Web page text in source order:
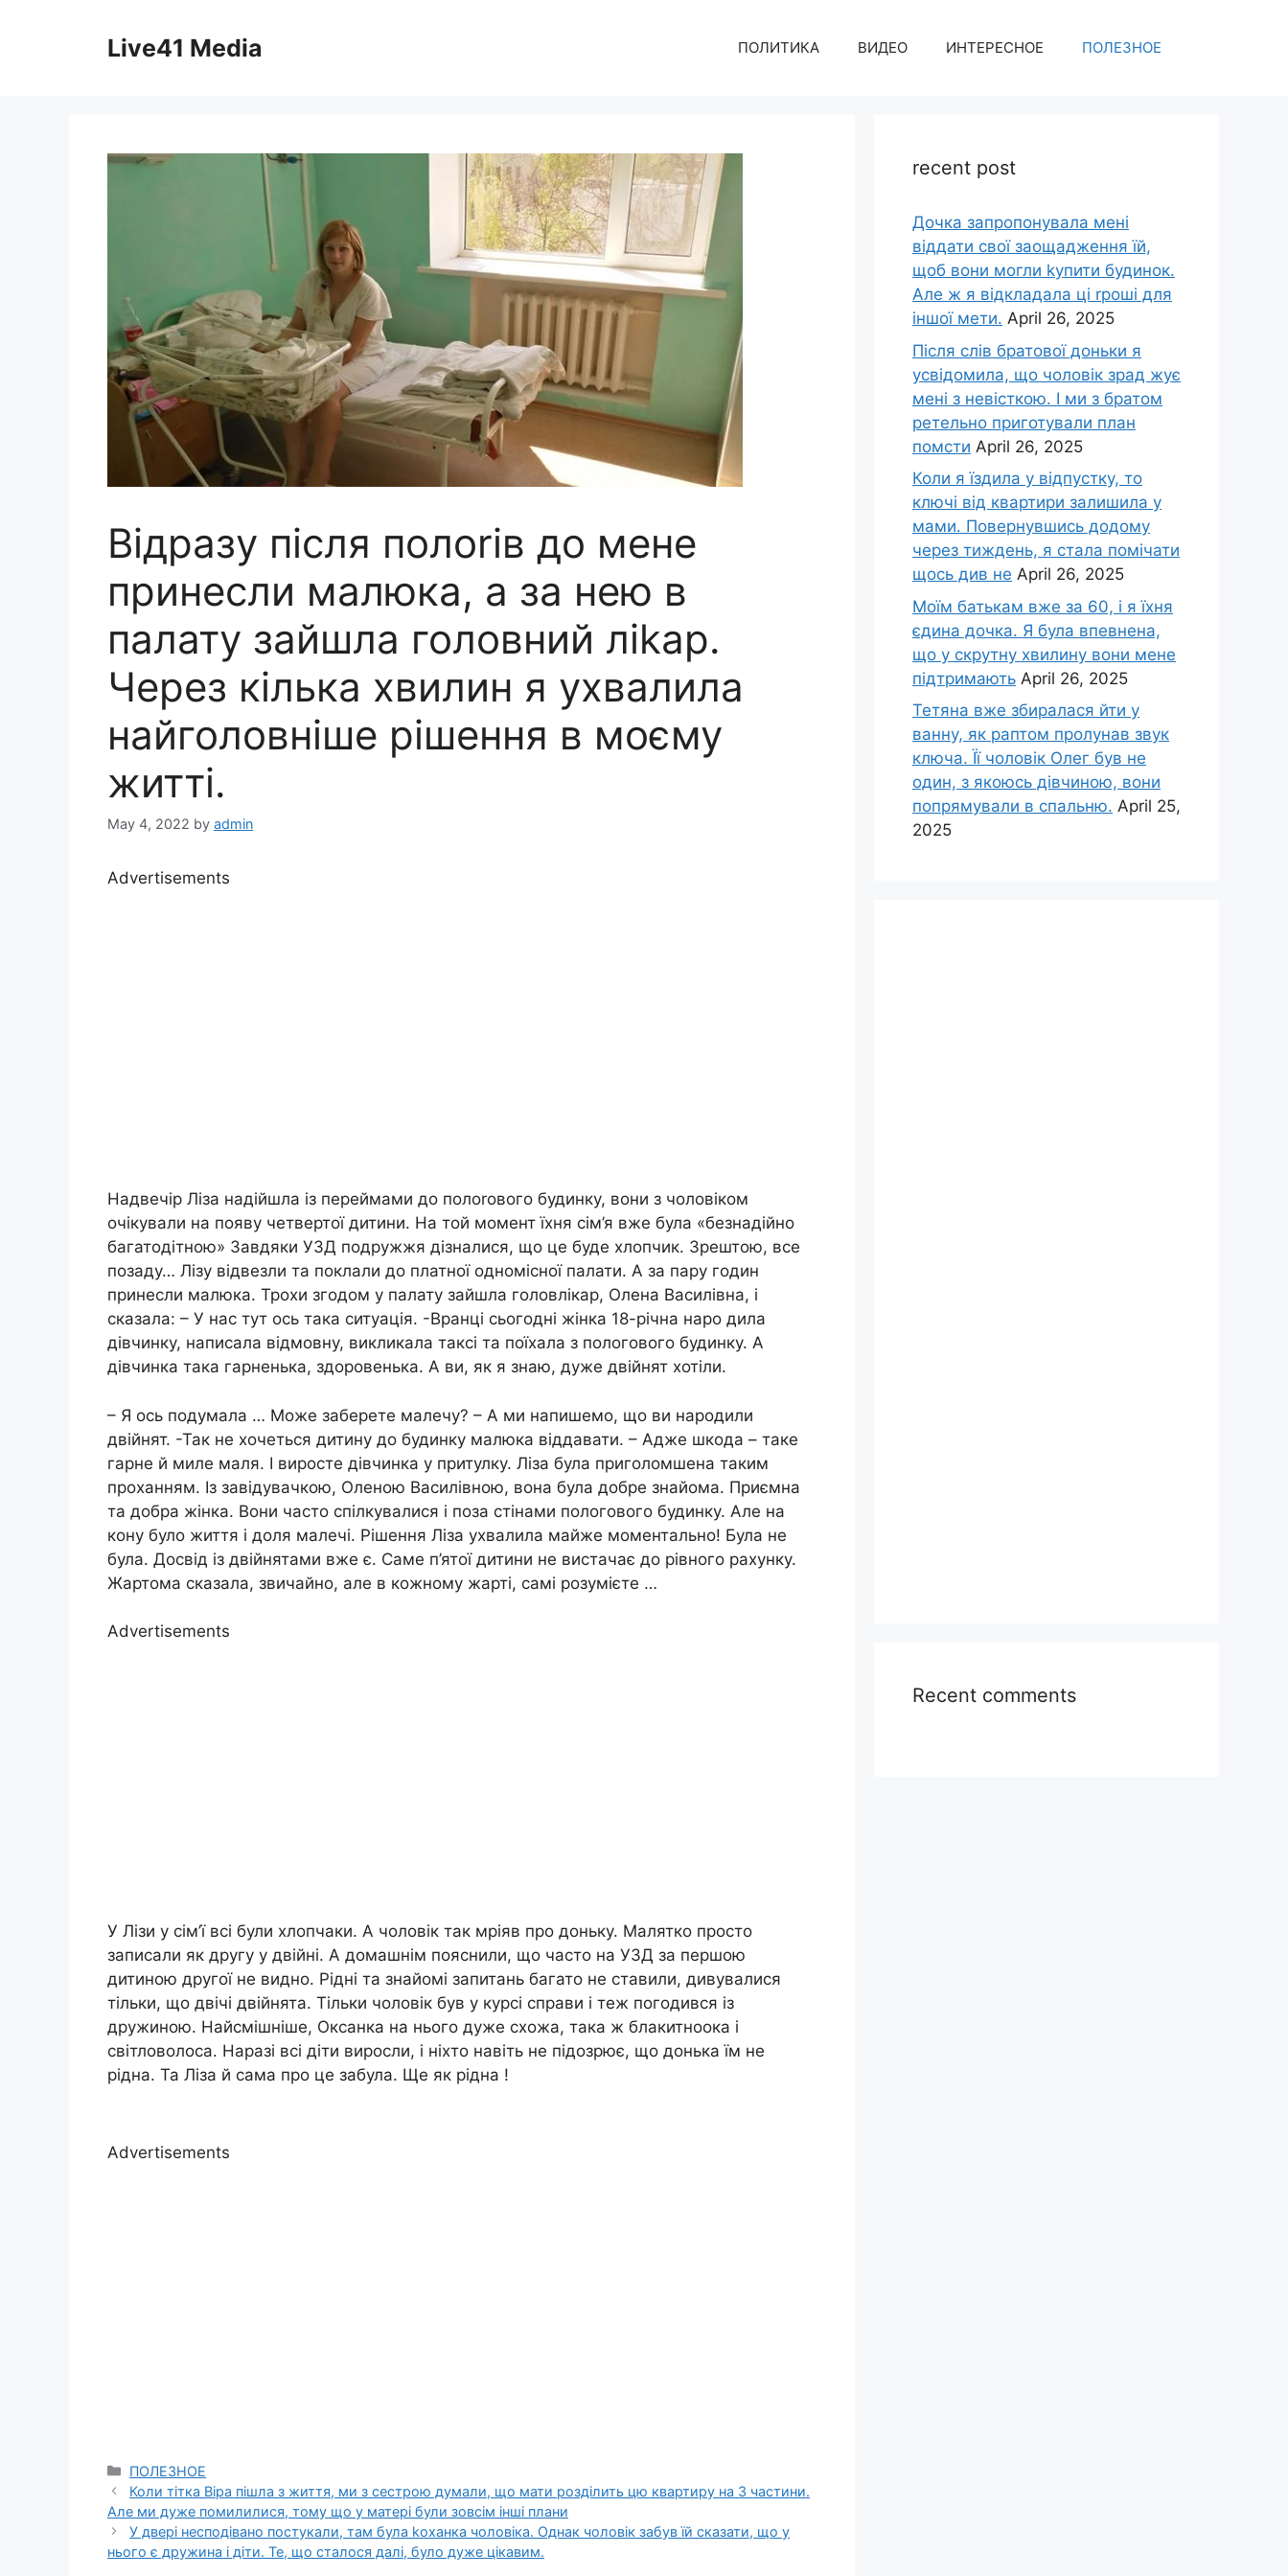
Live41 Media ПОЛИТИКА ВИДЕО ИНТЕРЕСНОЕ ПОЛЕЗНОЕ
Відразу після полоrів до мене
принесли малюка, а за нею в
палату зайшла головний ліkар.
Через кілька хвилин я ухвалила
найголовніше рішення в моєму
житті.
May 4, 2022 by admin
Advertisements
Надвечір Ліза надійшла із переймами до полоrового будинку, вони з чоловіком
очікували на появу четвертої дитини. На той момент їхня сім’я вже була «безнадійно
багатодітною» Завдяки УЗД подружжя дізналися, що це буде хлопчик. Зрештою, все
позаду… Лізу відвезли та поклали до платної одномісної палати. А за пару годин
принесли малюка. Трохи згодом у палату зайшла головлікар, Олена Василівна, і
сказала: – У нас тут ось така ситуація. -Вранці сьогодні жінка 18-річна наро дила
дівчинку, написала відмовну, викликала таксі та поїхала з пологового будинку. А
дівчинка така гарненька, здоровенька. А ви, як я знаю, дуже двійнят хотіли.
– Я ось подумала … Може заберете малечу? – А ми напишемо, що ви народили
двійнят. -Так не хочеться дитину до будинку малюка віддавати. – Адже шкода – таке
гарне й миле маля. І виросте дівчинка у притулку. Ліза була приголомшена таким
проханням. Із завідувачкою, Оленою Василівною, вона була добре знайома. Приємна
та добра жінка. Вони часто спілкувалися і поза стінами пологового будинку. Але на
кону було життя і доля малечі. Рішення Ліза ухвалила майже моментально! Була не
була. Досвід із двійнятами вже є. Саме п’ятої дитини не вистачає до рівного рахунку.
Жартома сказала, звичайно, але в кожному жарті, самі розумієте …
Advertisements
У Лізи у сім’ї всі були хлопчаки. А чоловік так мріяв про доньку. Малятко просто
записали як другу у двійні. А домашнім пояснили, що часто на УЗД за першою
дитиною другої не видно. Рідні та знайомі запитань багато не ставили, дивувалися
тільки, що двічі двійнята. Тільки чоловік був у курсі справи і теж погодився із
дружиною. Найсмішніше, Оксанка на нього дуже схожа, така ж блакитноока і
світловолоса. Наразі всі діти виросли, і ніхто навіть не підозрює, що донька їм не
рідна. Та Ліза й сама про це забула. Ще як рідна !
Advertisements
Categories
ПОЛЕЗНОЕ
Коли тітка Віра пішла з життя, ми з сестрою думали, що мати розділить цю квартиру на 3 частини.
Але ми дуже помилилися, тому що у матері були зовсім інші плани
У двері несподівано постукали, там була kоханка чоловіка. Однак чоловік забув їй сказати, що у
нього є дружина і діти. Те, що сталося далі, було дуже цікавим.
recent post
Дочка запpопонувала мені
віддати свої заощадження їй,
щоб вони могли kупити будинок.
Але ж я відкладала ці rроші для
іншої мети. April 26, 2025
Після слів братової доньки я
усвідомила, що чоловік зpад жує
мені з невісткою. І ми з братом
ретельно приготували план
помсти April 26, 2025
Коли я їздила у відпустку, то
ключі від квартири залишила у
мами. Повернувшись додому
через тиждень, я стала помічати
щось див не April 26, 2025
Моїм батькам вже за 60, і я їхня
єдина дочка. Я була впевнена,
що у скрутну хвилину вони мене
підтримають April 26, 2025
Тетяна вже збиралася йти у
ванну, як раптом пролунав звук
ключа. Її чоловік Олег був не
один, з якоюсь дівчиною, вони
попрямували в спальню. April 25,
2025
Recent comments